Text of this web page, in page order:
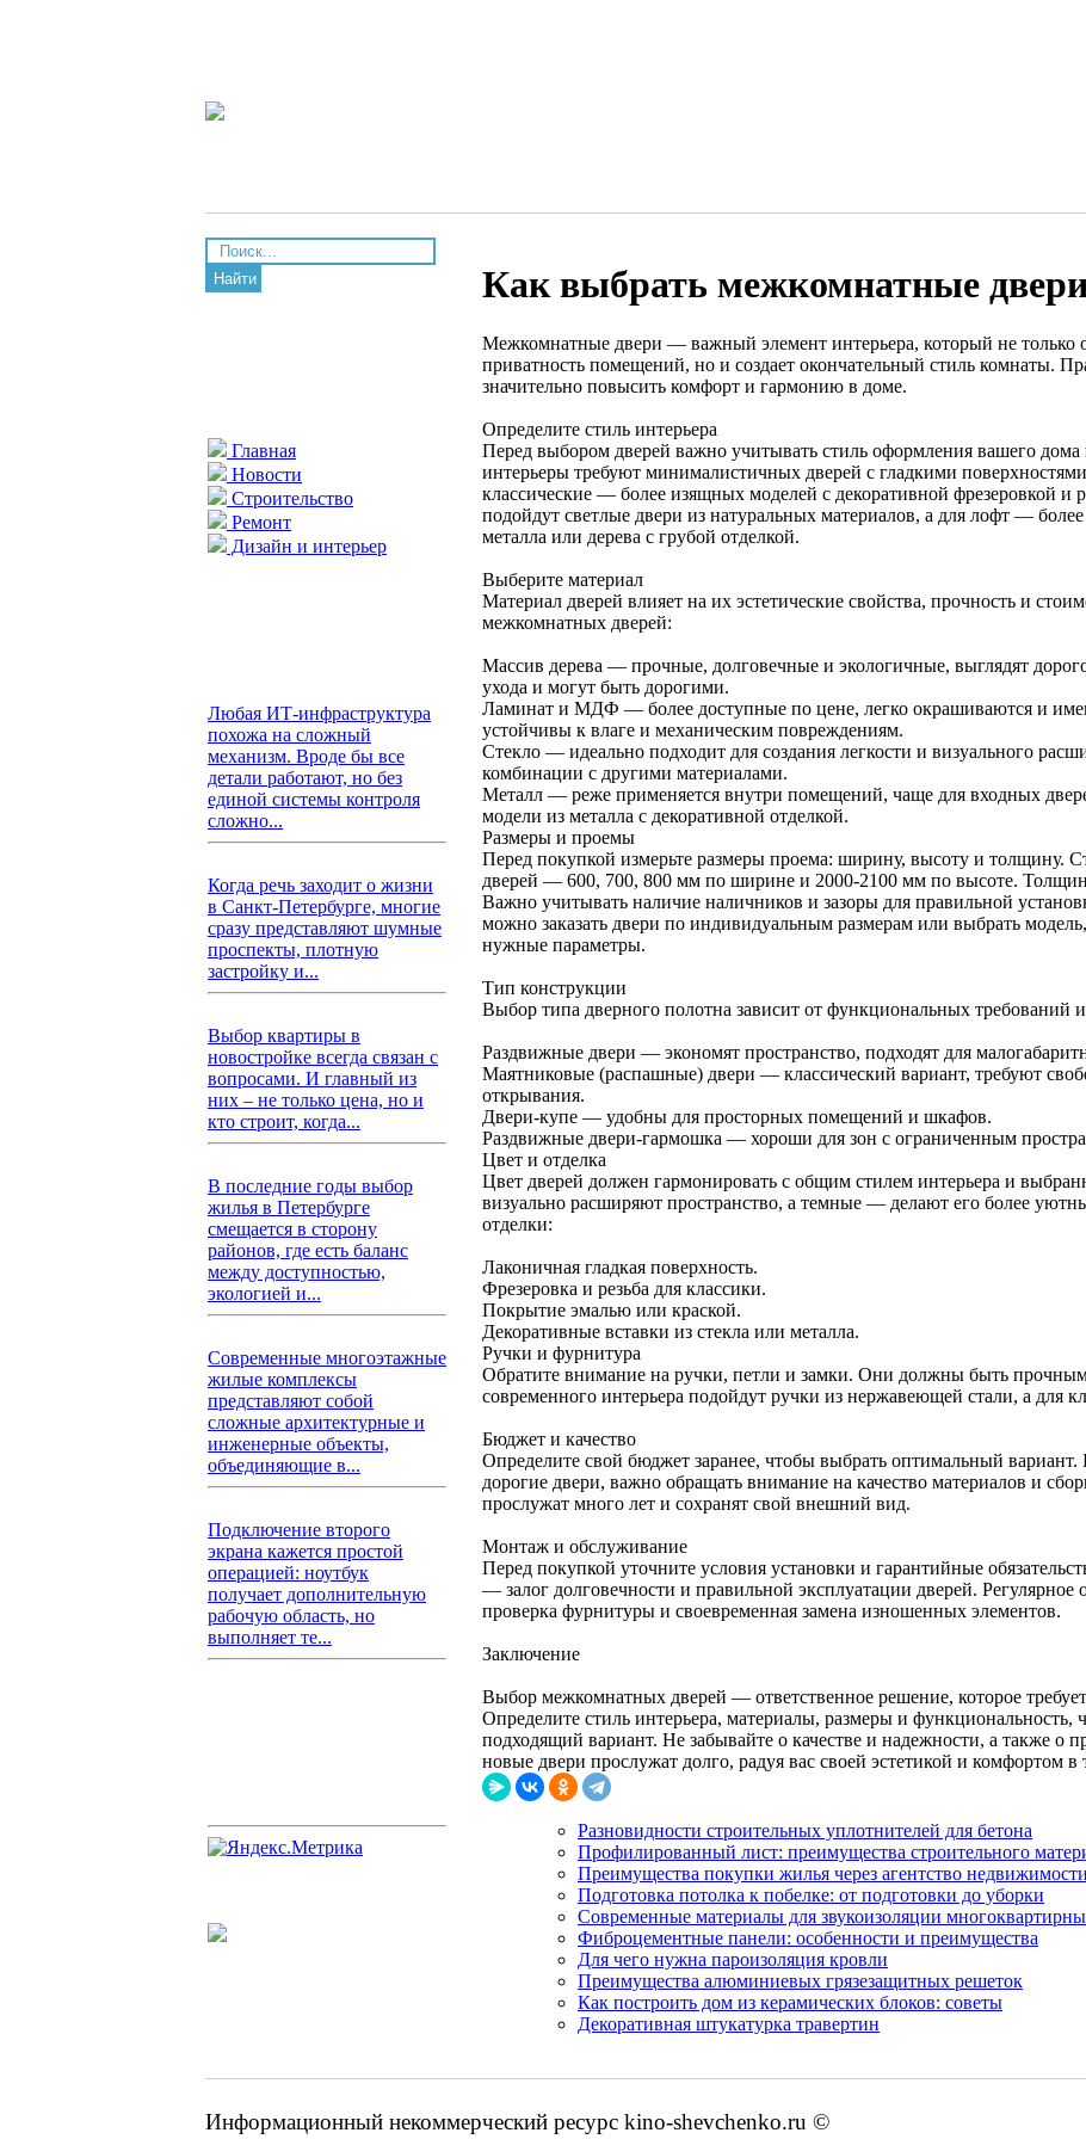
Найти
Главная
Новости
Строительство
Ремонт
Дизайн и интерьер
Любая ИТ-инфраструктура
похожа на сложный
механизм. Вроде бы все
детали работают, но без
единой системы контроля
сложно...
Когда речь заходит о жизни
в Санкт-Петербурге, многие
сразу представляют шумные
проспекты, плотную
застройку и...
Выбор квартиры в
новостройке всегда связан с
вопросами. И главный из
них – не только цена, но и
кто строит, когда...
В последние годы выбор
жилья в Петербурге
смещается в сторону
районов, где есть баланс
между доступностью,
экологией и...
Современные многоэтажные
жилые комплексы
представляют собой
сложные архитектурные и
инженерные объекты,
объединяющие в...
Подключение второго
экрана кажется простой
операцией: ноутбук
получает дополнительную
рабочую область, но
выполняет те...
Как выбрать межкомнатные
Межкомнатные двери — важный элемент интерьера, который не только
приватность помещений, но и создает окончательный стиль комнаты.
значительно повысить комфорт и гармонию в доме.
Определите стиль интерьера
Перед выбором дверей важно учитывать стиль оформления вашего
интерьеры требуют минималистичных дверей с гладкими
классические — более изящных моделей с декоративной фрезеровкой и
подойдут светлые двери из натуральных материалов, а для лофт —
металла или дерева с грубой отделкой.
Выберите материал
Материал дверей влияет на их эстетические свойства, прочность и
межкомнатных дверей:
Массив дерева — прочные, долговечные и экологичные, выглядят
ухода и могут быть дорогими.
Ламинат и МДФ — более доступные по цене, легко окрашиваются и
устойчивы к влаге и механическим повреждениям.
Стекло — идеально подходит для создания легкости и визуального
комбинации с другими материалами.
Металл — реже применяется внутри помещений, чаще для входных
модели из металла с декоративной отделкой.
Размеры и проемы
Перед покупкой измерьте размеры проема: ширину, высоту и толщину.
дверей — 600, 700, 800 мм по ширине и 2000-2100 мм по высоте.
Важно учитывать наличие наличников и зазоры для правильной
можно заказать двери по индивидуальным размерам или выбрать модель,
нужные параметры.
Тип конструкции
Выбор типа дверного полотна зависит от функциональных требований
Раздвижные двери — экономят пространство, подходят для
Маятниковые (распашные) двери — классический вариант, требуют
открывания.
Двери-купе — удобны для просторных помещений и шкафов.
Раздвижные двери-гармошка — хороши для зон с ограниченным
Цвет и отделка
Цвет дверей должен гармонировать с общим стилем интерьера и
визуально расширяют пространство, а темные — делают его более
отделки:
Лаконичная гладкая поверхность.
Фрезеровка и резьба для классики.
Покрытие эмалью или краской.
Декоративные вставки из стекла или металла.
Ручки и фурнитура
Обратите внимание на ручки, петли и замки. Они должны быть
современного интерьера подойдут ручки из нержавеющей стали, а для
Бюджет и качество
Определите свой бюджет заранее, чтобы выбрать оптимальный вариант.
дорогие двери, важно обращать внимание на качество материалов и
прослужат много лет и сохранят свой внешний вид.
Монтаж и обслуживание
Перед покупкой уточните условия установки и гарантийные
— залог долговечности и правильной эксплуатации дверей.
проверка фурнитуры и своевременная замена изношенных элементов.
Заключение
Выбор межкомнатных дверей — ответственное решение, которое
Определите стиль интерьера, материалы, размеры и функциональность,
подходящий вариант. Не забывайте о качестве и надежности, а также о
новые двери прослужат долго, радуя вас своей эстетикой и комфортом в
Разновидности строительных уплотнителей для бетона
Профилированный лист: преимущества строительного
Преимущества покупки жилья через агентство недвижимости
Подготовка потолка к побелке: от подготовки до уборки
Современные материалы для звукоизоляции
Фиброцементные панели: особенности и преимущества
Для чего нужна пароизоляция кровли
Преимущества алюминиевых грязезащитных решеток
Как построить дом из керамических блоков: советы
Декоративная штукатурка травертин
Информационный некоммерческий ресурс kino-shevchenko.ru ©